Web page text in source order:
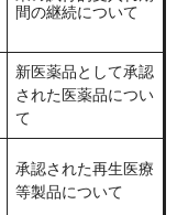
間の継続について
新医薬品として承認
された医薬品につい
て
承認された再生医療
等製品について